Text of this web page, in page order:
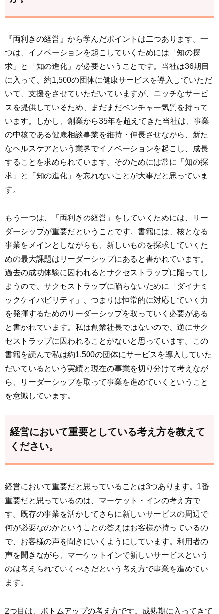
『両利きの経営』から学んだポイントは二つあります。一
つは、イノベーションを起こしていくためには「知の探
求」と「知の進化」が必要ということです。当社は36期目
に入って、約1,500の団体に健康サービスを導入していただ
いて、支援をさせていただいていますが、ニッチなサービ
スを提供しているため、まだまだベンチャー気質を持って
います。しかし、創業から35年を超えてきた当社は、事業
の中核である健康相談事業を維持・伸長させながら、新た
なヘルスケアという業界でイノベーションを起こし、成長
することを求められています。そのためには常に「知の探
求」と「知の進化」を忘れないことが大事だと思っていま
す。
もう一つは、「両利きの経営」をしていくためには、リー
ダーシップが重要だということです。書籍には、核となる
事業をメインとしながらも、新しいものを探求していくた
めの最大課題はリーダーシップにあると書かれています。
過去の成功体験に囚われるとサクセストラップに陥ってし
まうので、サクセストラップに陥らないために「ダイナミ
ックケイパビリティ」、つまりは恒常的に対応していく力
を発揮するためのリーダーシップを取っていく必要がある
と書かれています。私は創業社長ではないので、逆にサク
セストラップに囚われることがないと思っています。この
書籍を読んで私は約1,500の団体にサービスを導入していた
だいているという実績と現在の事業を切り分けて考えなが
ら、リーダーシップを取って事業を進めていくということ
を意識しています。
経営において重要としている考え方を教えて
ください。
経営において重要だと思っていることは3つあります。1番
重要だと思っているのは、マーケット・インの考え方で
す。既存の事業を活かしてさらに新しいサービスの周辺で
何が必要なのかということの答えはお客様が持っているの
で、お客様の声を聞きにいくようにしています。利用者の
声を聞きながら、マーケットインで新しいサービスという
のは考えられていくべきだという考え方で事業を進めてい
ます。
2つ目は、ボトムアップの考え方です。成熟期に入ってきて